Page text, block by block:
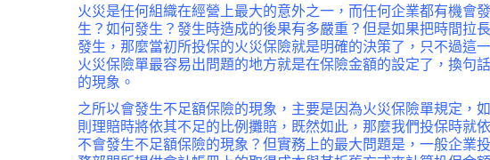
火災是任何組織在經營上最大的意外之一，而任何企業都有機會
生？如何發生？發生時造成的後果有多嚴重？但是如果把時間拉
發生，那麼當初所投保的火災保險就是明確的決策了，只不過這
火災保險單最容易出問題的地方就是在保險金額的設定了，換句
的現象。
之所以會發生不足額保險的現象，主要是因為火災保險單規定，
則理賠時將依其不足的比例攤賠，既然如此，那麼我們投保時就
不會發生不足額保險的現象？但實務上的最大問題是，一般企業